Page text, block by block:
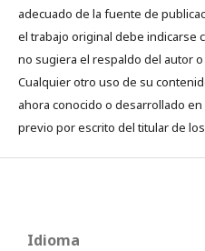
adecuado de la fuente de
el trabajo original debe indicarse
no sugiera el respaldo del autor
Cualquier otro uso de su
ahora conocido o desarrollado
previo por escrito del titular de
Idioma